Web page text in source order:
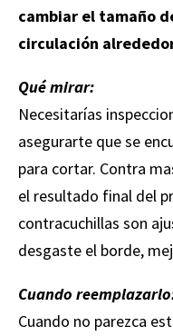
cambiar el tamaño
circulación
Qué mirar:
Necesitarías
asegurarte que se
para cortar. Contra
el resultado final del
contracuchillas son
desgaste el borde,
Cuando
Cuando no parezca